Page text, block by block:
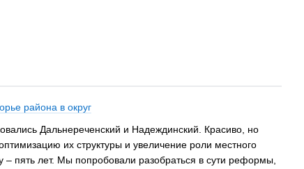
района в округ
Дальнереченский и Надеждинский. Красиво, но
их структуры и увеличение роли местного
– пять лет. Мы попробовали разобраться в сути реформы,